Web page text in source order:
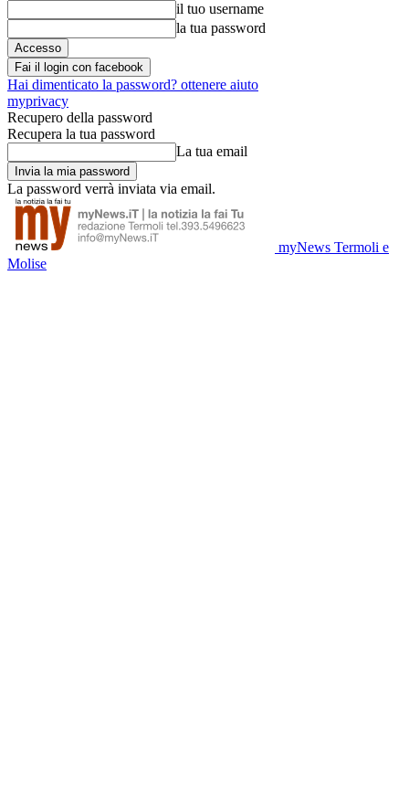
il tuo username
la tua password
Fai il login con facebook
Hai dimenticato la password? ottenere aiuto
myprivacy
Recupero della password
Recupera la tua password
La tua email
La password verrà inviata via email.
myNews Termoli e
Molise